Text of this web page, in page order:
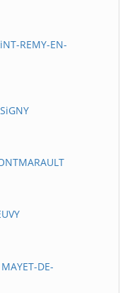
REMY-EN-
DE-